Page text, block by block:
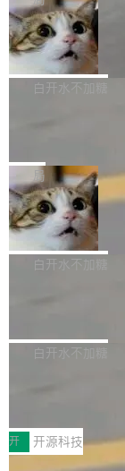
l 迁移或唤醒时，
库继续执行。存储
te 17 Pro、OPPO
样的次旗舰。
Z Flip8三款折叠屏
部搭载骁龙8 Elite
本控制系统。目前
ltaDB 的核心思路
眼的位置：「
mits」——软件是在
是把这段空隙补上
aDB 捕获 commit
SpaceXAI 单季资
根据风险投资人
析）披露的最新分
微软同期总资本开
bet、微软以及
ceXAI的资金消耗速
撑庞大支出的资金
貌。数据显示，微
白开水不加糖
一个在终端里运行
1.2，驱动这个
你可以用 curl -
sh | bash 安装一个
代码、验证结果的
个主 agent 循环，
局
美团开源
准 AI 能力认知
机器出题的前提，
构建流程可以分为
白开水不加糖
库，并将作为
MPComm将作为一
ENT，实现零拷贝
白开水不加糖
型案例入选名单》
开源 AI 编程平台
开 开源科技